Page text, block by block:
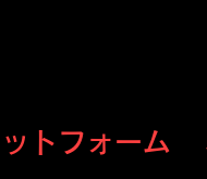
トフォーム